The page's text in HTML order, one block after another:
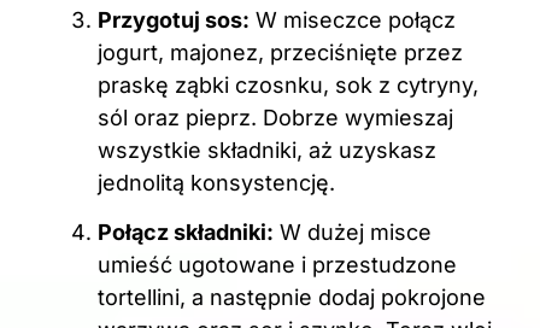
Przygotuj sos: W miseczce połącz
jogurt, majonez, przeciśnięte przez
praskę ząbki czosnku, sok z cytryny,
sól oraz pieprz. Dobrze wymieszaj
wszystkie składniki, aż uzyskasz
jednolitą konsystencję.
Połącz składniki: W dużej misce
umieść ugotowane i przestudzone
tortellini, a następnie dodaj pokrojone